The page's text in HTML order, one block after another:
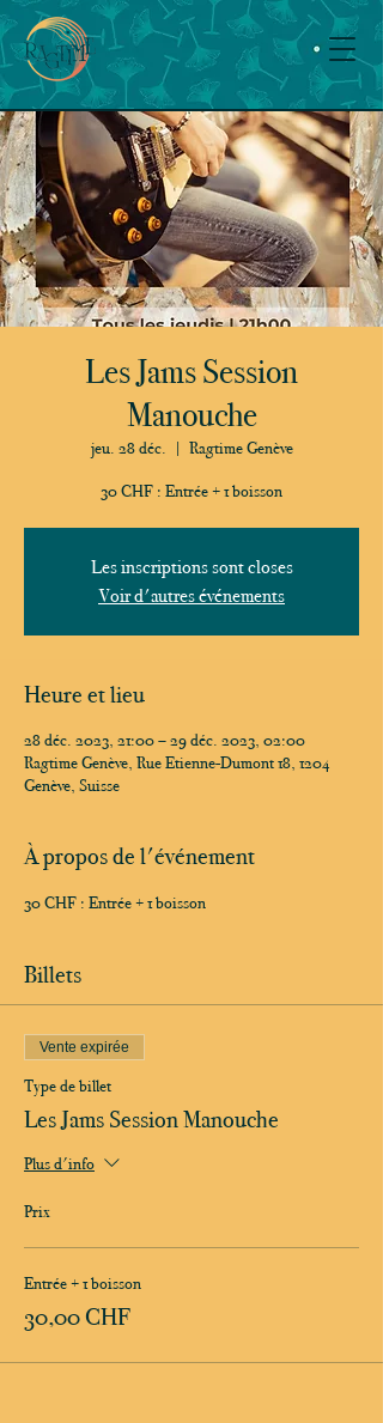
Les Jams Session
Manouche
jeu. 28 déc.
  |
Ragtime Genève
30 CHF : Entrée + 1 boisson
Les inscriptions sont closes
Voir d'autres événements
Heure et lieu
28 déc. 2023, 21:00 – 29 déc. 2023, 02:00
Ragtime Genève, Rue Etienne-Dumont 18, 1204
Genève, Suisse
À propos de l'événement
30 CHF : Entrée + 1 boisson
Billets
Vente expirée
Type de billet
Les Jams Session Manouche
Plus d'info
Prix
Entrée + 1 boisson
30,00 CHF